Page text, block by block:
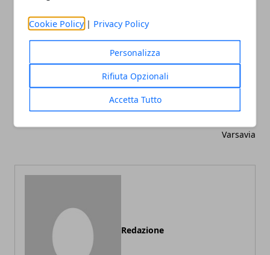
Cookie Policy | Privacy Policy
Personalizza
Rifiuta Opzionali
Accetta Tutto
Facebook
Viaggi in Thailandia con i
voli Thai Airways: sconti
viaggio volo aereo validi
Nuove destinazioni di
Lingus: Bucarest, Paesi
Bassi, Tenerife, Lanzarote,
Varsavia
Redazione